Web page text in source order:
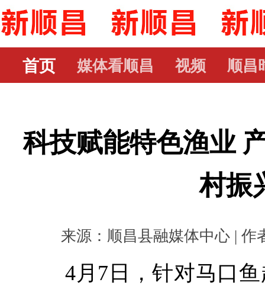
首页 媒体看顺昌 视频 顺昌
科技赋能特色渔业
村振
来源：顺昌县融媒体中心 | 作
4月7日，针对马口